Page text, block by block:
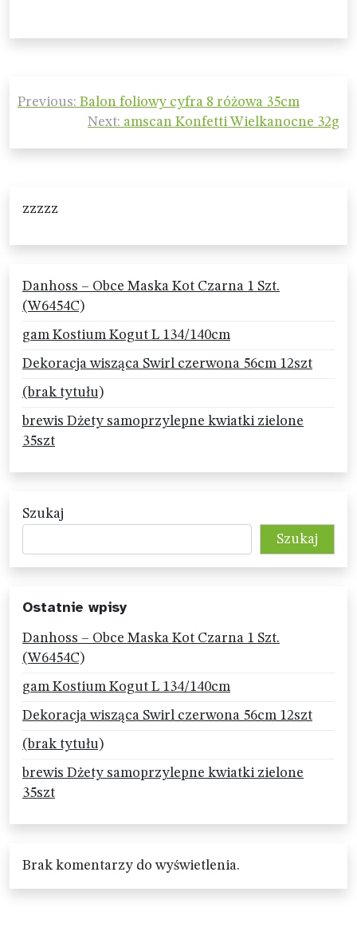
Nawigacja
wpisu
Previous: Balon foliowy cyfra 8 różowa 35cm
Next: amscan Konfetti Wielkanocne 32g
zzzzz
Danhoss – Obce Maska Kot Czarna 1 Szt.
(W6454C)
gam Kostium Kogut L 134/140cm
Dekoracja wisząca Swirl czerwona 56cm 12szt
(brak tytułu)
brewis Dżety samoprzylepne kwiatki zielone
35szt
Szukaj
Szukaj
Ostatnie wpisy
Danhoss – Obce Maska Kot Czarna 1 Szt.
(W6454C)
gam Kostium Kogut L 134/140cm
Dekoracja wisząca Swirl czerwona 56cm 12szt
(brak tytułu)
brewis Dżety samoprzylepne kwiatki zielone
35szt
Brak komentarzy do wyświetlenia.